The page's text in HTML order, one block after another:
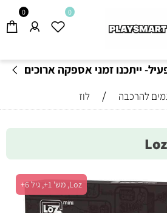
ייתכנו זמני אספקה ארוכים
0 0
להרכבה / לוז
Loz, מש' 1+, גיל 6+